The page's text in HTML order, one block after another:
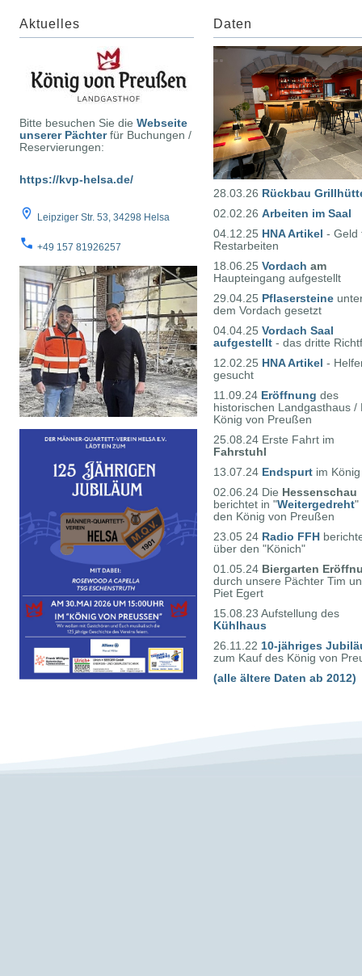
Aktuelles
Bitte besuchen Sie die Webseite
unserer Pächterfür Buchungen /
Reservierungen:
https://kvp-helsa.de/
Leipziger Str. 53, 34298 Helsa
+49 157 81926257
Daten
28.03.26 Rückbau
02.02.26 Arbeiten im Saal
04.12.25 HNA Artikel - Geld
Restarbeiten
18.06.25 Vordach am
Haupteingang aufgestellt
29.04.25 Pflasersteine
dem Vordach gesetzt
04.04.25 Vordach Saal
aufgestellt - das dritte
12.02.25 HNA Artikel -
gesucht
11.09.24 Eröffnung des
historischen Landgasthaus /
König von Preußen
25.08.24 Erste Fahrt im
Fahrstuhl
13.07.24 Endspurt im König
02.06.24 Die Hessenschau
berichtet in "Weitergedreht"
den König von Preußen
23.05 24 Radio FFH
über den "Könich"
01.05.24 Biergarten
durch unsere Pächter Tim
Piet Egert
15.08.23 Aufstellung des
Kühlhaus
26.11.22 10-jähriges
zum Kauf des König von
(alle ältere Daten ab 2012)